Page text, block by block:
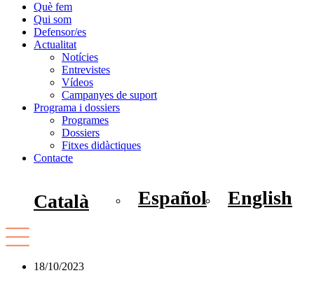
Què fem
Qui som
Defensor/es
Actualitat
Notícies
Entrevistes
Vídeos
Campanyes de suport
Programa i dossiers
Programes
Dossiers
Fitxes didàctiques
Contacte
Català Español English
18/10/2023